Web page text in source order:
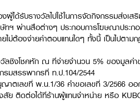
ด้รับรางวัลไปใช้ในการจัดกิจกรรมส่งเ
ทฯ ผ่านสื่อต่างๆ ประกอบการโฆษณาประ
ม่ต้องจ่ายค่าตอบแทนใดๆ ทั้งนี้ เป็นไปตา
วัลชิงโชคหัก ณ ที่จ่ายจำนวน 5% ของมูลค่
รมสรรพากรที่ ท.ป.104/2544
าตเลขที่ พ.น.1/36 คำขอเลขที่ 3/2566 อ
ย ติดต่อได้ที่ร้านผู้แทนจำหน่าย หรือ